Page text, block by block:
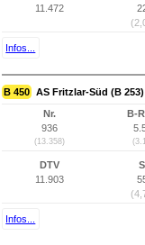
11.472
Infos...
B 450 AS Fritzlar-Süd (B
Nr.
936
(13.358)
B-
DTV
11.903
Infos...